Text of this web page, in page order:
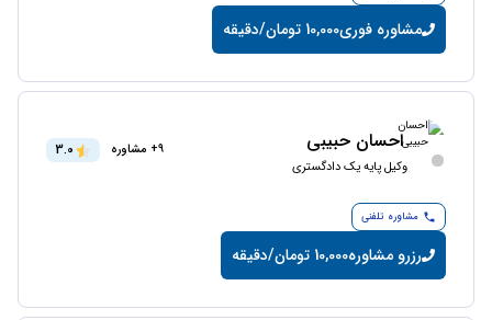
مشاوره فوری10,000 تومان/دقیقه
احسان حبیبی
وکیل پایه یک دادگستری
9+ مشاوره 3.0
مشاوره تلفنی
رزرو مشاوره10,000 تومان/دقیقه